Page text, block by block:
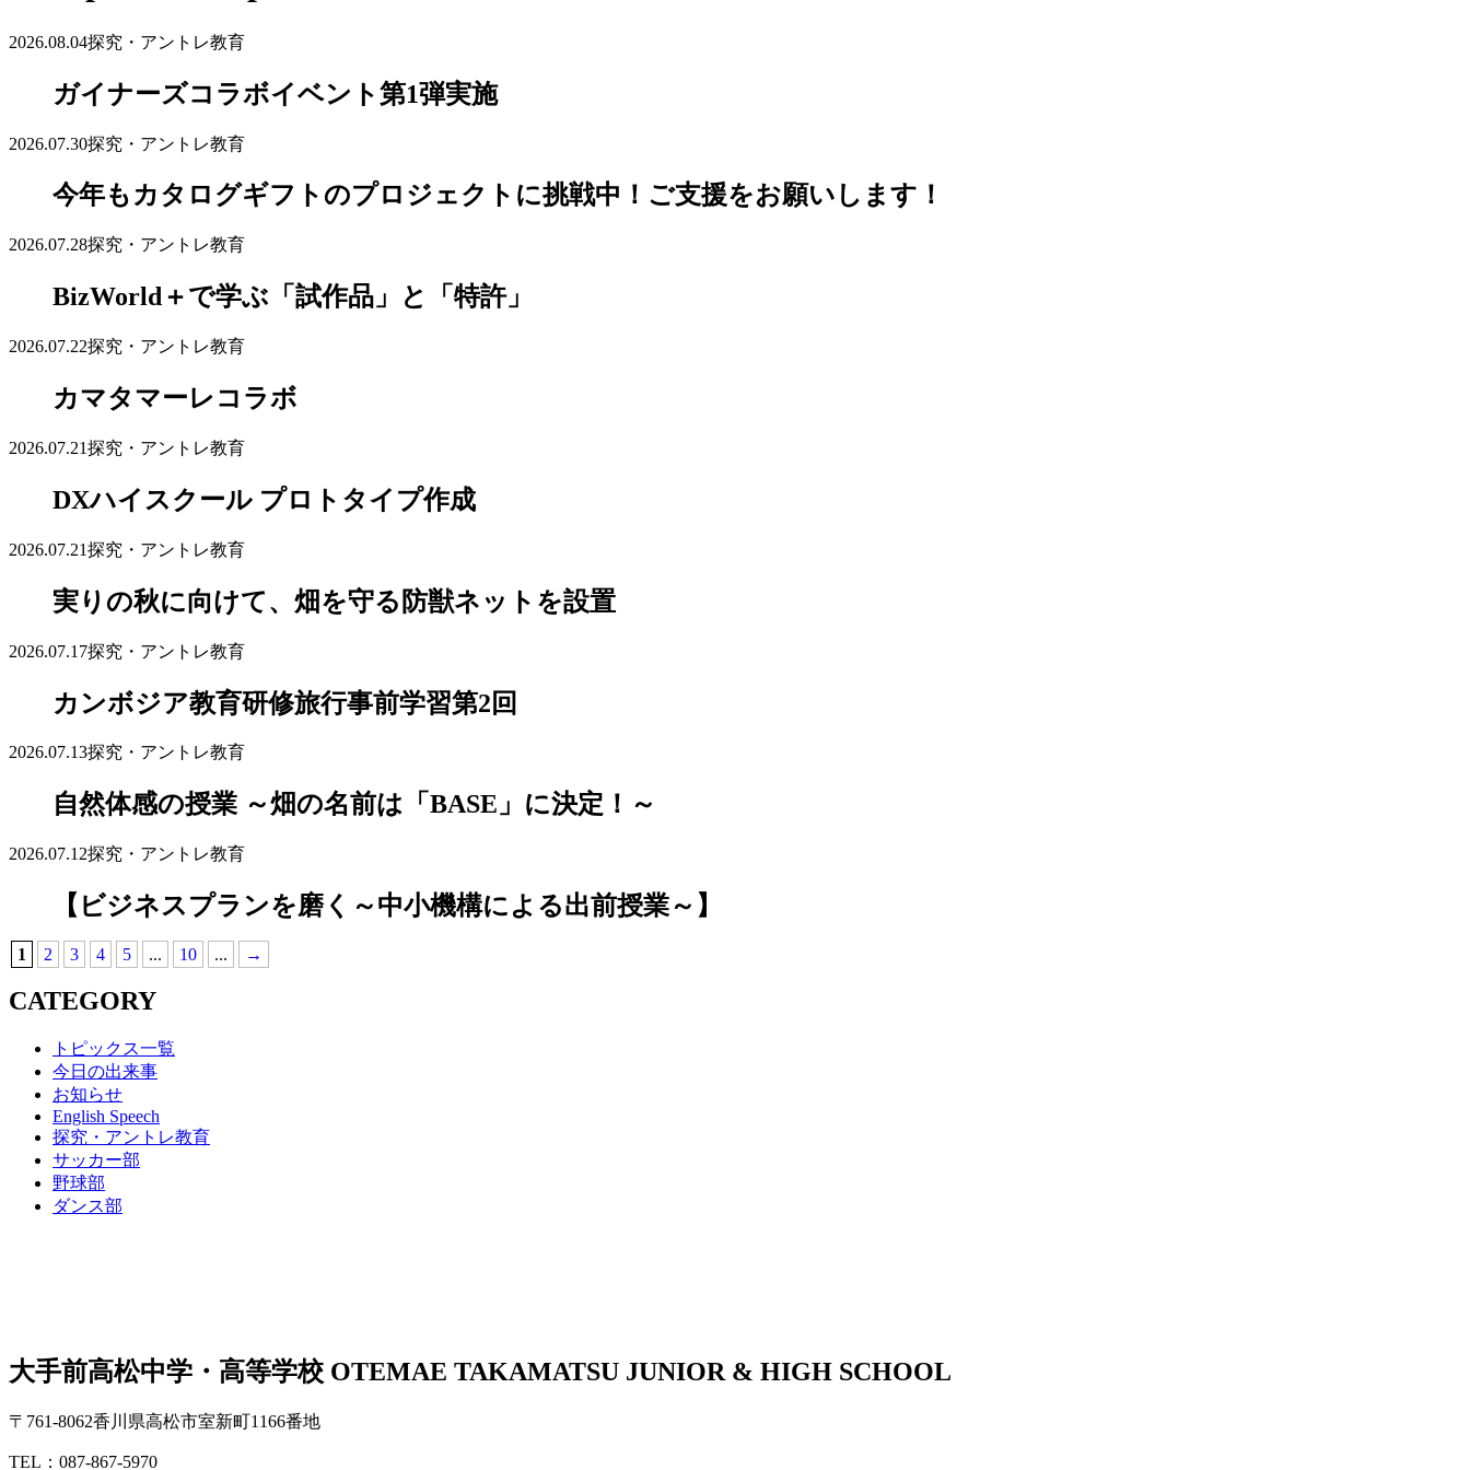
2026.08.04探究・アントレ教育
ガイナーズコラボイベント第1弾実施
2026.07.30探究・アントレ教育
今年もカタログギフトのプロジェクトに挑戦中！ご支援をお願いします！
2026.07.28探究・アントレ教育
BizWorld＋で学ぶ「試作品」と「特許」
2026.07.22探究・アントレ教育
カマタマーレコラボ
2026.07.21探究・アントレ教育
DXハイスクール プロトタイプ作成
2026.07.21探究・アントレ教育
実りの秋に向けて、畑を守る防獣ネットを設置
2026.07.17探究・アントレ教育
カンボジア教育研修旅行事前学習第2回
2026.07.13探究・アントレ教育
自然体感の授業 ～畑の名前は「BASE」に決定！～
2026.07.12探究・アントレ教育
【ビジネスプランを磨く～中小機構による出前授業～】
1 2 3 4 5 ... 10 ... →
CATEGORY
トピックス一覧
今日の出来事
お知らせ
English Speech
探究・アントレ教育
サッカー部
野球部
ダンス部
大手前高松中学・高等学校 OTEMAE TAKAMATSU JUNIOR & HIGH SCHOOL
〒761-8062香川県高松市室新町1166番地
TEL：087-867-5970